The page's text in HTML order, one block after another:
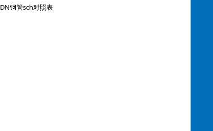
DN钢管sch壁厚对照表A系列B系列